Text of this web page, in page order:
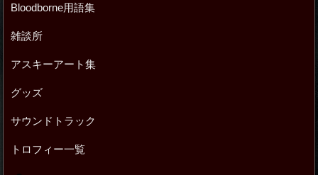
Bloodborne用語集
雑談所
アスキーアート集
グッズ
サウンドトラック
トロフィー一覧